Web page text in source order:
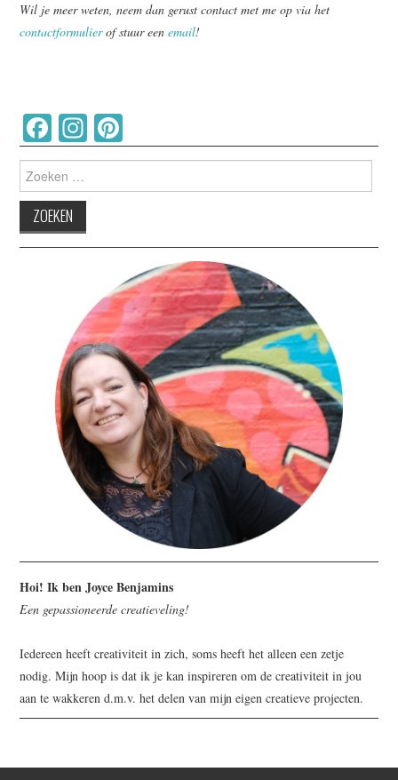
Wil je meer weten, neem dan gerust contact met me op via het
contactformulierof stuur eenemail!
Facebook
Instagram
Zoeken
naar:
Hoi! Ik ben Joyce Benjamins
Een gepassioneerde creatieveling!
Iedereen heeft creativiteit in zich, soms heeft het alleen een zetje
nodig. Mijn hoop is dat ik je kan inspireren om de creativiteit in jou
aan te wakkeren d.m.v. het delen van mijn eigen creatieve projecten.